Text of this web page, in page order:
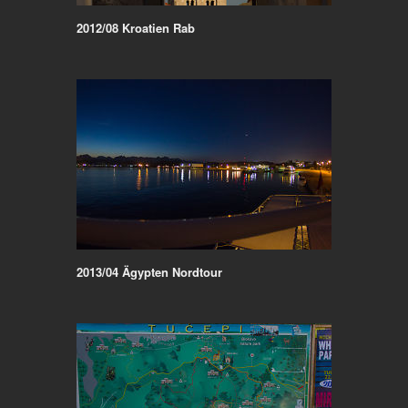
2012/08 Kroatien Rab
2013/04 Ägypten Nordtour